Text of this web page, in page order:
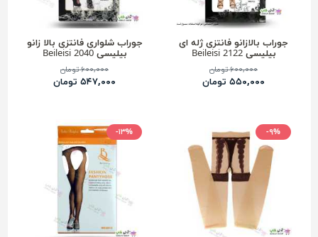
جوراب بالازانو فانتزی ژله ای
بیلیسی Beileisi 2122
۶۰۰,۰۰۰ تومان
۵۵۰,۰۰۰ تومان
جوراب شلواری فانتزی بالا زانو
بیلیسی 2040 Beileisi
۶۰۰,۰۰۰ تومان
۵۴۷,۰۰۰ تومان
-۹% -۱۳%